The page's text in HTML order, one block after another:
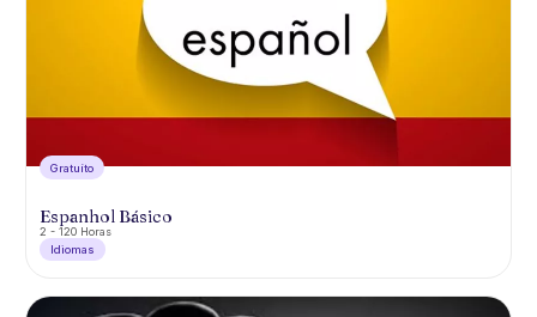
Gratuíto
Espanhol Básico
2 - 120 Horas
Idiomas